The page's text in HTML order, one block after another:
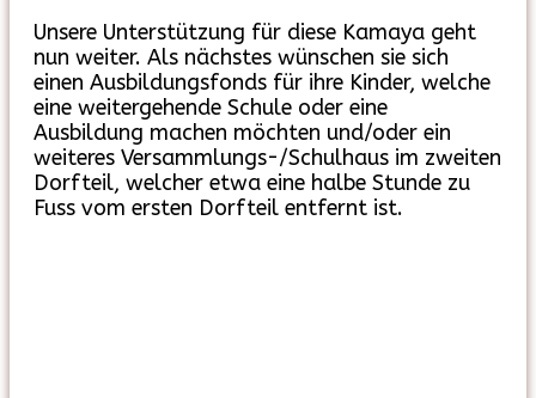
Unsere Unterstützung für diese Kamaya geht
nun weiter. Als nächstes wünschen sie sich
einen Ausbildungsfonds für ihre Kinder, welche
eine weitergehende Schule oder eine
Ausbildung machen möchten und/oder ein
weiteres Versammlungs-/Schulhaus im zweiten
Dorfteil, welcher etwa eine halbe Stunde zu
Fuss vom ersten Dorfteil entfernt ist.